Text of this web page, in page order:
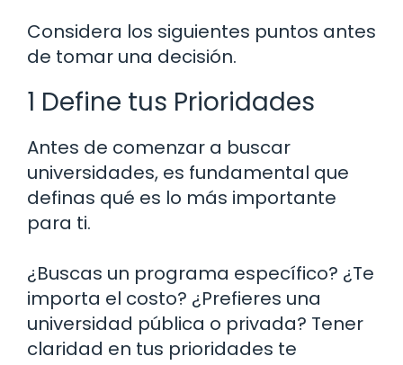
Considera los siguientes puntos antes
de tomar una decisión.
1 Define tus Prioridades
Antes de comenzar a buscar
universidades, es fundamental que
definas qué es lo más importante
para ti.
¿Buscas un programa específico? ¿Te
importa el costo? ¿Prefieres una
universidad pública o privada? Tener
claridad en tus prioridades te